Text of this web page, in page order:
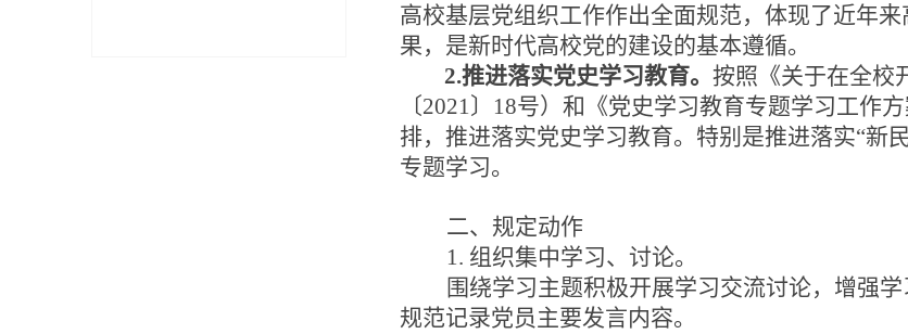
高校基层党组织工作作出全面规范，体现了近年
果，是新时代高校党的建设的基本遵循。
2.推进落实党史学习教育。 按照《关于在全校
〔2021〕18号）和《党史学习教育专题学习工作
排，推进落实党史学习教育。特别是推进落实“新
专题学习。
二、 规定动作
1. 组织集中学习、讨论。
围绕学习主题积极开展学习交流讨论，增强
规范记录党员主要发言内容。